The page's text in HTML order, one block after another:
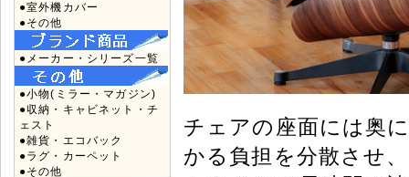
●室外機カバー
●その他
●メーカー・シリーズ一覧
●小物(ミラー・マガジン)
●収納・キャビネット・チ
ェスト
●雑貨・エコバック
●ラグ・カーペット
●その他
チェアの座面には奥
かる負担を分散させ